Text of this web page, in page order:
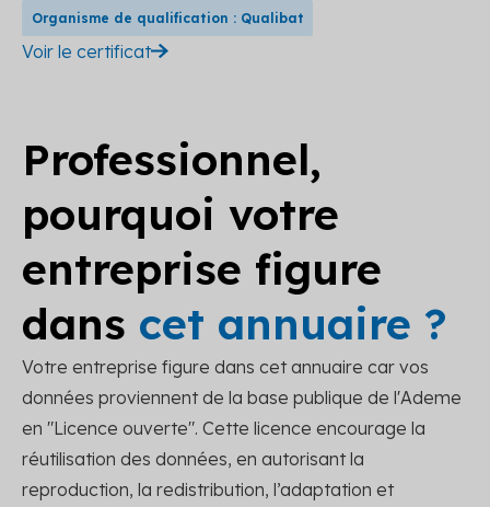
Organisme de qualification : Qualibat
Voir le certificat
Professionnel,
pourquoi votre
entreprise figure
dans cet annuaire ?
Votre entreprise figure dans cet annuaire car vos
données proviennent de la base publique de l'Ademe
en "Licence ouverte". Cette licence encourage la
réutilisation des données, en autorisant la
reproduction, la redistribution, l’adaptation et